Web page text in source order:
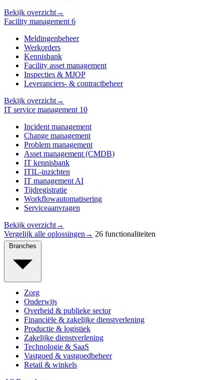
Bekijk overzicht→
Facility management 6
Meldingenbeheer
Werkorders
Kennisbank
Facility asset management
Inspecties & MJOP
Leveranciers- & contractbeheer
Bekijk overzicht→
IT service management 10
Incident management
Change management
Problem management
Asset management (CMDB)
IT kennisbank
ITIL-inzichten
IT management AI
Tijdregistratie
Workflowautomatisering
Serviceaanvragen
Bekijk overzicht→
Vergelijk alle oplossingen → 26 functionaliteiten
Zorg
Onderwijs
Overheid & publieke sector
Financiële & zakelijke dienstverlening
Productie & logistiek
Zakelijke dienstverlening
Technologie & SaaS
Vastgoed & vastgoedbeheer
Retail & winkels